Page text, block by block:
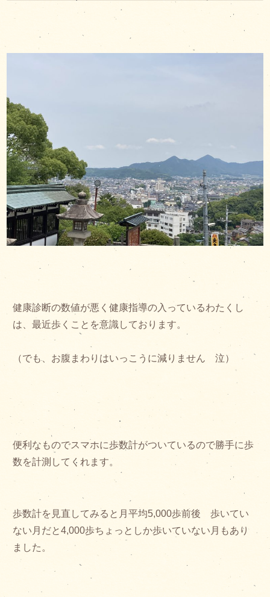
健康診断の数値が悪く健康指導の入っているわたくし
は、最近歩くことを意識しております。
（でも、お腹まわりはいっこうに減りません 泣）
便利なものでスマホに歩数計がついているので勝手に歩
数を計測してくれます。
歩数計を見直してみると月平均5,000歩前後 歩いてい
ない月だと4,000歩ちょっとしか歩いていない月もあり
ました。